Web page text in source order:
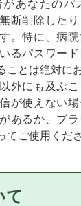
あなたのパ
断削除した
。特に、病
るパスワー
ことは絶対に
外にも及ぶ
が使えない
あるか、ブ
てご使用くださ
て